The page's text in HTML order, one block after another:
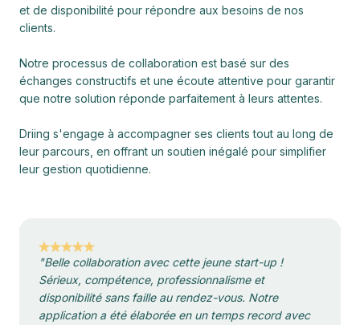
et de disponibilité pour répondre aux besoins de nos
clients.
Notre processus de collaboration est basé sur des
échanges constructifs et une écoute attentive pour garantir
que notre solution réponde parfaitement à leurs attentes.
Driing s'engage à accompagner ses clients tout au long de
leur parcours, en offrant un soutien inégalé pour simplifier
leur gestion quotidienne.
"Belle collaboration avec cette jeune start-up !
Sérieux, compétence, professionnalisme et
disponibilité sans faille au rendez-vous. Notre
application a été élaborée en un temps record avec